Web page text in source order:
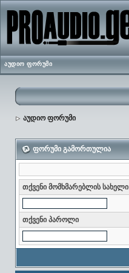
აუდიო ფორუმი
აუდიო ფორუმი
ფორუმი გამორთულია
თქვენი მომხმარებლის სახელი
თქვენი პაროლი